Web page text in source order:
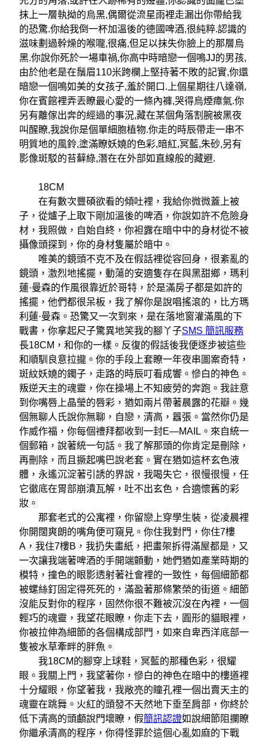
抹上一層執拗的烏黑,偶爾從流星雨裡走漏出你帶給我
的恐驚.你給我倒一杯加溫後的德國啤酒,很純粹.認識的
滋味劃過幹燥的喉嚨,很痛,但足以抹失你臉上的那層烏
黑.你說你死於一場車禍,你高中時暗戀一個鳴JJ的男孩,
由於他老是在鬚眉110米跨欄上堅持著不敗的記實,你還
暗戀一個鳴如美的女孩子,羞於開口.上個星期往八達嶺,
你在賓館裡弄丟瞭最心愛的一條內褲,哭得烏煙瘴氣.你
另有離傢出奔的經過的事況,藏在某個角落割腕被黑夜
叫醒瞭,我說你是個單細胞植物.你走的時辰帶走一串不
明質地的風鈴,塗滿瞭妖嬈的色彩,暗紅,冥藍,朱砂,另有
影像斑駁的苔蘚綠,潛在在外部如直線般的藏避.
18CM
在有數次豐碩欲看的傾吐裡，我給你微微蓋上被
子，從爐子上取下剛加溫後的啤酒，你說如許不危險身
材，我照做，自始自終，你袒露在暗中中的身材從不被
攝像頭探到，你的身材隻屬於暗中。
唯美的鏡頭不克不及在假話裡從容回身，很紊亂的
鏡頭，激烈地搖擺，動蕩的安適隻存在與黑甜鄉，瑪利
蓮·曼森的作風很靠近於哥特，於是滿房子都是如許的
搖擺，他們都很呆板，我了解你是說唱搖滾的，比方瑪
利蓮·曼森。恐驚又一次到來，是在落地窗灌滿風的下
戰書，你拿起尺子驚異地笑我的腳丫子SMS 簡訊服務
長18CM，和你的一樣。反復的假話後我便逐步被這些
和順馴良意拉攏。你的手段上套瞭一年夜串圖案奇特，
斑紋妖嬈的鐲子，走路的時辰叮看成響。慘白的神色。
叛逆天主的魂靈，你在操場上不知疲勞的奔跑。我註意
到你嘴唇上晶瑩的唇彩，猶如兩片帶著晨露的花瓣。幾
個無聊人氏說你無聊，自戀，清高，囂張。當然你仍是
作威作福，你每個禮拜都收到一封E—MAIL。來自統一
個郵箱，說著統一句話。我了解那頭的你肯定是刪除，
再刪除，而且撅起嘴巴說老套。實在猶如這杯玄色液
體，永遙沉淀著引誘的界說，我喝失它，很慢很慢，任
它徹底在胃部崩潰瓦解，吐不出玄色，合適懷舊的彩
妝。
那套老式的公寓裡，你留戀上穿學生裝，從凌晨裡
你開闊爽朗的嘴角便可窺見。你住我對門，你住7樓
A，我住7樓B，我扔失畫紙，把畫架拆得滿屋都是，又
一次讓我端著啤酒的手開端顫動，她們猶如產業時期的
模特，撞色的眼影透射著社會裡的一致性，每個細節都
被螺絲釘固定得死死的，滿盈著那條繁榮的街道。細節
沒能反對你的程序，固然你很不難被沉沒在內裡，一個
輕巧的魂靈，我望花眼瞭，你走下去，圓形的貓眼裡，
你被拉伸為細節的各個構成部門，如來自卑西洋底部一
隻被水草牽畔的胖魚。
我18CM的腳穿上球鞋，冥藍的那種色彩，很耀
眼。我關上門，我望著你，慘白的神色在暗中的樓道裡
十分耀眼，你望著我，我敞亮的瞳孔裡一個出賣天主的
魂靈在跳舞。火紅的頭發不天然地下垂至肩部，你終於
低下清高的頭顱說門壞瞭，假簡訊認證如說細節阻攔瞭
你繼承清高的程序，你得怪罪於這個心亂如麻的下戰